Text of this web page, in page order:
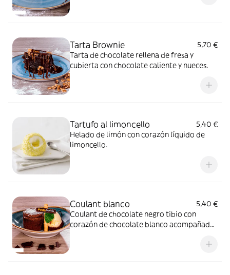
Tarta Brownie
5,70 €
Tarta de chocolate rellena de fresa y
cubierta con chocolate caliente y nueces.
Tartufo al limoncello
5,40 €
Helado de limón con corazón líquido de
limoncello.
Coulant blanco
5,40 €
Coulant de chocolate negro tibio con
corazón de chocolate blanco acompañado